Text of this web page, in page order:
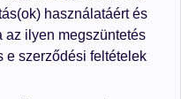
használatáért és
az ilyen megszüntetés
e szerződési feltételek